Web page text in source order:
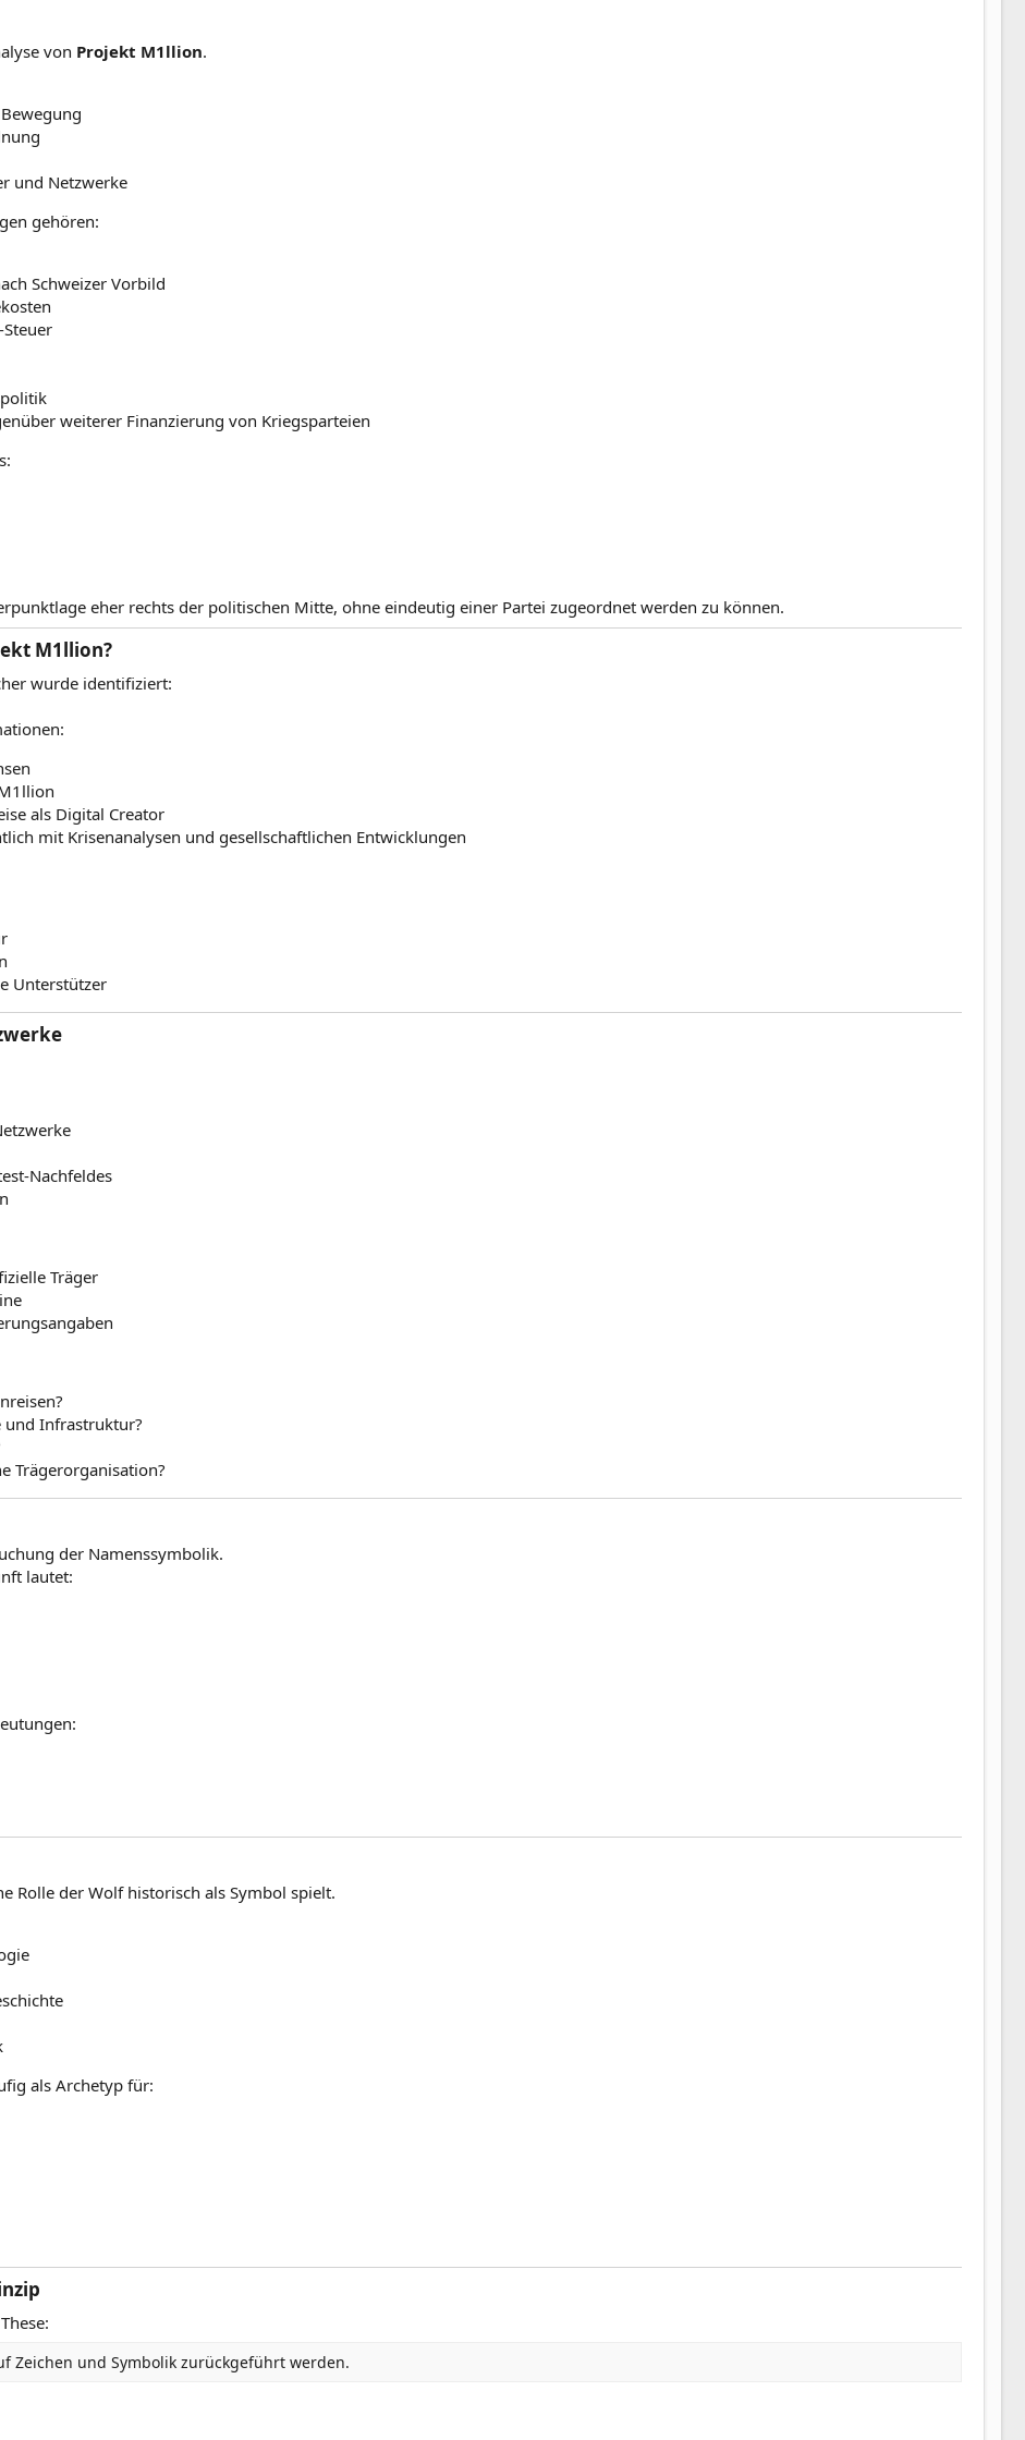
von Projekt M1llion.
und Netzwerke
gehören:
Schweizer Vorbild
weiterer Finanzierung von Kriegsparteien
eher rechts der politischen Mitte, ohne eindeutig einer Partei zugeordnet werden zu können.
M1llion?​
wurde identifiziert:
als Digital Creator
mit Krisenanalysen und gesellschaftlichen Entwicklungen
Unterstützer
Nachfeldes
Träger
und Infrastruktur?
Trägerorganisation?
der Namenssymbolik.
lautet:
Rolle der Wolf historisch als Symbol spielt.
als Archetyp für:
Zeichen und Symbolik zurückgeführt werden.